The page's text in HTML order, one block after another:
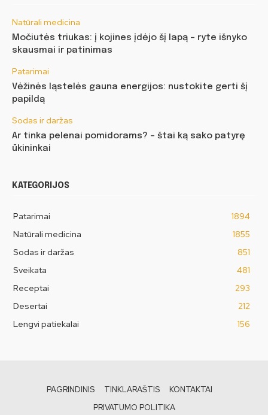
Natūrali medicina
Močiutės triukas: į kojines įdėjo šį lapą – ryte išnyko
skausmai ir patinimas
Patarimai
Vėžinės ląstelės gauna energijos: nustokite gerti šį
papildą
Sodas ir daržas
Ar tinka pelenai pomidorams? – štai ką sako patyrę
ūkininkai
KATEGORIJOS
Patarimai
1894
Natūrali medicina
1855
Sodas ir daržas
851
Sveikata
481
Receptai
293
Desertai
212
Lengvi patiekalai
156
PAGRINDINIS TINKLARAŠTIS
KONTAKTAI
PRIVATUMO POLITIKA